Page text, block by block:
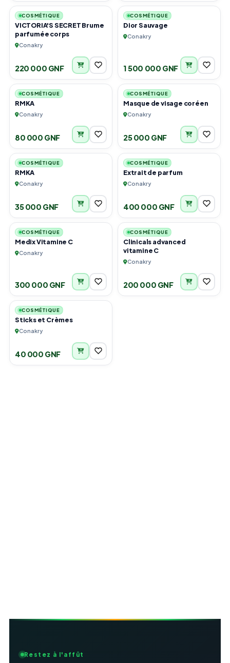
COSMÉTIQUE
VICTORIA'S SECRET Brume
parfumée corps
Conakry
220 000 GNF
COSMÉTIQUE
Dior Sauvage
Conakry
1 500 000 GNF
1
COSMÉTIQUE
RMKA
Conakry
80 000 GNF
6
COSMÉTIQUE
Masque de visage coréen
Conakry
25 000 GNF
6
COSMÉTIQUE
RMKA
Conakry
35 000 GNF
4
COSMÉTIQUE
Extrait de parfum
Conakry
400 000 GNF
2
COSMÉTIQUE
Medix Vitamine C
Conakry
300 000 GNF
3
COSMÉTIQUE
Clinicals advanced
vitamine C
Conakry
200 000 GNF
6
COSMÉTIQUE
Sticks et Crèmes
Conakry
40 000 GNF
Restez à l'affût